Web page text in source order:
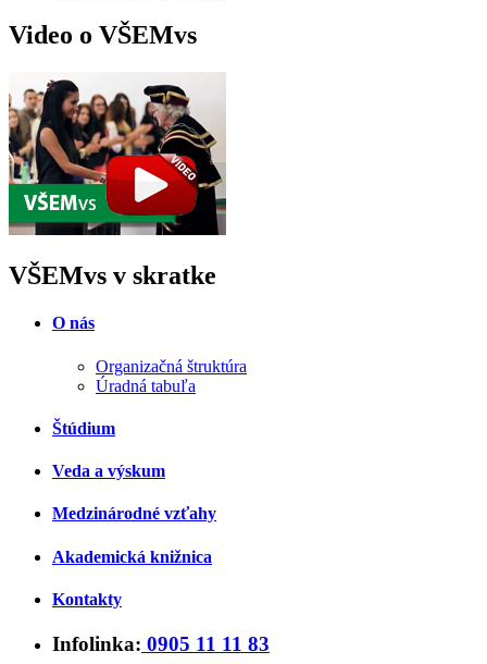
Video o VŠEMvs
VŠEMvs v skratke
O nás
Organizačná štruktúra
Úradná tabuľa
Štúdium
Veda a výskum
Medzinárodné vzťahy
Akademická knižnica
Kontakty
Infolinka: 0905 11 11 83